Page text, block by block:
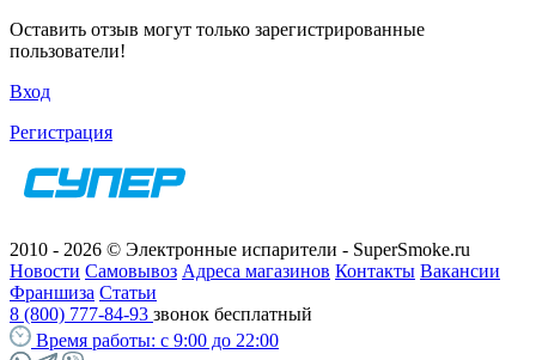
Оставить отзыв могут только зарегистрированные
пользователи!
Вход
Регистрация
2010 - 2026 © Электронные испарители - SuperSmoke.ru
Новости Самовывоз Адреса магазинов Контакты Вакансии
Франшиза Статьи
8 (800) 777-84-93 звонок бесплатный
Время работы: с 9:00 до 22:00